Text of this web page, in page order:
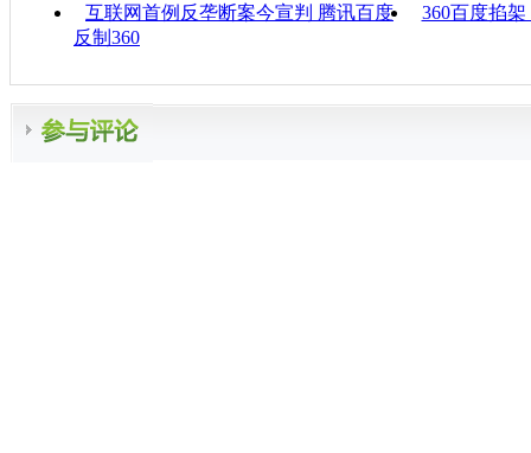
互联网首例反垄断案今宣判 腾讯百度
反制360
360百度掐